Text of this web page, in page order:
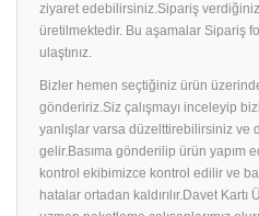
ziyaret edebilirsiniz.Sipariş
üretilmektedir. Bu aşamalar Sipariş
ulaştınız.
Bizler hemen seçtiğiniz ürün
göndeririz.Siz çalışmayı inceleyip
yanlışlar varsa düzelttirebilirsiniz ve
gelir.Basıma gönderilip ürün yapım
kontrol ekibimizce kontrol edilir ve
hatalar ortadan kaldırılır.Davet Kartı